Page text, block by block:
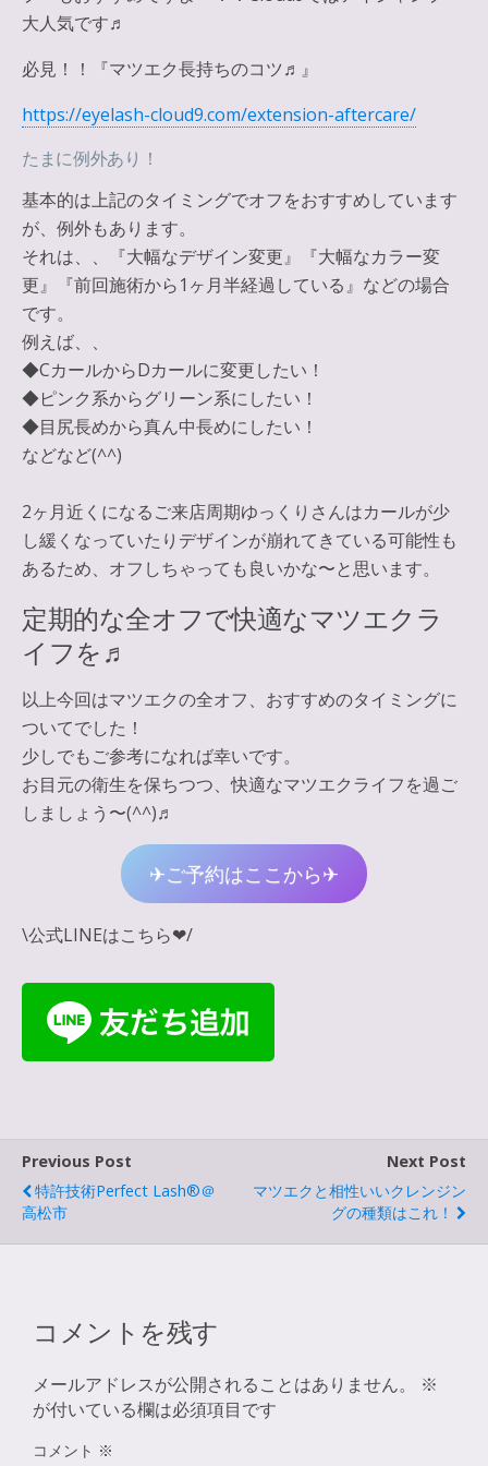
大人気です♬
必見！！『マツエク長持ちのコツ♬』
https://eyelash-cloud9.com/extension-aftercare/
たまに例外あり！
基本的は上記のタイミングでオフをおすすめしています
が、例外もあります。
それは、、『大幅なデザイン変更』『大幅なカラー変
更』『前回施術から1ヶ月半経過している』などの場合
です。
例えば、、
◆CカールからDカールに変更したい！
◆ピンク系からグリーン系にしたい！
◆目尻長めから真ん中長めにしたい！
などなど(^^)
2ヶ月近くになるご来店周期ゆっくりさんはカールが少
し緩くなっていたりデザインが崩れてきている可能性も
あるため、オフしちゃっても良いかな〜と思います。
定期的な全オフで快適なマツエクラ
イフを♬
以上今回はマツエクの全オフ、おすすめのタイミングに
ついてでした！
少しでもご参考になれば幸いです。
お目元の衛生を保ちつつ、快適なマツエクライフを過ご
しましょう〜(^^)♬
✈︎ご予約はここから✈︎
\公式LINEはこちら❤︎/
Previous Post
特許技術Perfect Lash®︎＠
高松市
Next Post
マツエクと相性いいクレンジン
グの種類はこれ！
コメントを残す
メールアドレスが公開されることはありません。
※
が付いている欄は必須項目です
コメント ※